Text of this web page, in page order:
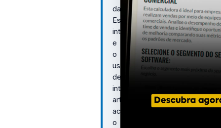
dados.
Estratégias
integradas
e
o
uso
de
inteligência
artificial
aceleram
o